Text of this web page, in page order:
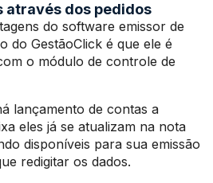
através dos pedidos
do software emissor de
do GestãoClick é que ele é
o módulo de controle de
lançamento de contas a
eles já se atualizam na nota
disponíveis para sua emissão
redigitar os dados.